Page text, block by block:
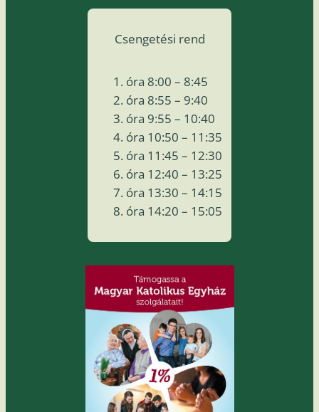
Csengetési rend
óra 8:00 – 8:45
óra 8:55 – 9:40
óra 9:55 – 10:40
óra 10:50 – 11:35
óra 11:45 – 12:30
óra 12:40 – 13:25
óra 13:30 – 14:15
óra 14:20 – 15:05